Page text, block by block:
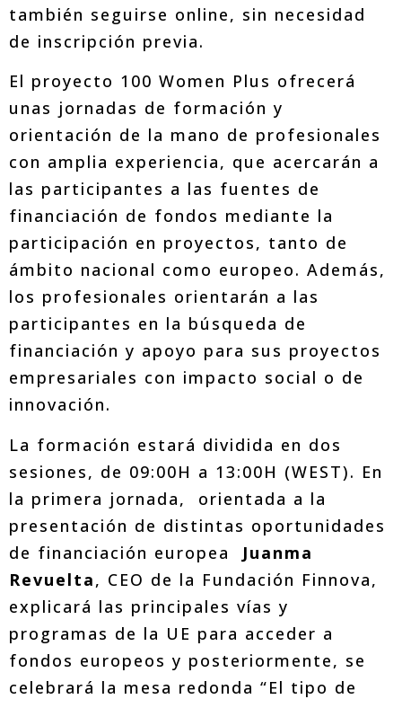
también seguirse online, sin necesidad
de inscripción previa.
El proyecto 100 Women Plus ofrecerá
unas jornadas de formación y
orientación de la mano de profesionales
con amplia experiencia, que acercarán a
las participantes a las fuentes de
financiación de fondos mediante la
participación en proyectos, tanto de
ámbito nacional como europeo. Además,
los profesionales orientarán a las
participantes en la búsqueda de
financiación y apoyo para sus proyectos
empresariales con impacto social o de
innovación.
La formación estará dividida en dos
sesiones, de 09:00H a 13:00H (WEST). En
la primera jornada, orientada a la
presentación de distintas oportunidades
de financiación europea Juanma
Revuelta, CEO de la Fundación Finnova,
explicará las principales vías y
programas de la UE para acceder a
fondos europeos y posteriormente, se
celebrará la mesa redonda “El tipo de